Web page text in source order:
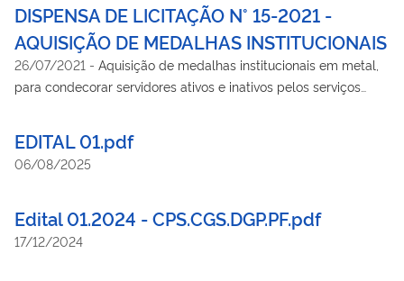
DISPENSA DE LICITAÇÃO N° 15-2021 -
AQUISIÇÃO DE MEDALHAS INSTITUCIONAIS
26/07/2021 - Aquisição de medalhas institucionais em metal,
para condecorar servidores ativos e inativos pelos serviços
oficiais e eventos promovidos por esta Superintendência de
Polícia Federal.
EDITAL 01.pdf
06/08/2025
Edital 01.2024 - CPS.CGS.DGP.PF.pdf
17/12/2024